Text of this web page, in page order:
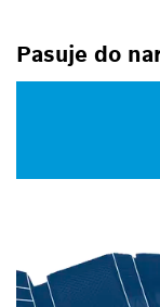
Pasuje do